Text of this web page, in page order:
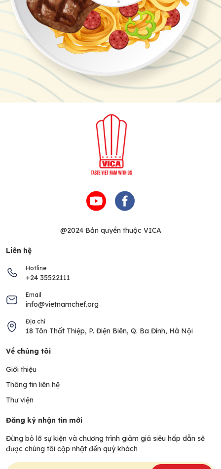
@2024 Bản quyền thuộc VICA
Liên hệ
Hotline
+24 35522111
Email
info@vietnamchef.org
Địa chỉ
18 Tôn Thất Thiệp, P. Điện Biên, Q. Ba Đình, Hà Nội
Về chúng tôi
Giới thiệu
Thông tin liên hệ
Thư viện
Đăng ký nhận tin mới
Đừng bỏ lỡ sự kiện và chương trình giảm giá siêu hấp dẫn sẽ
được chúng tôi cập nhật đến quý khách